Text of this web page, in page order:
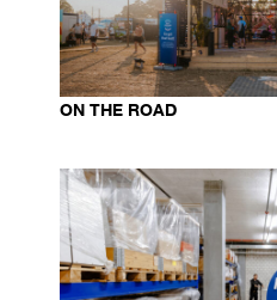
ON THE ROAD